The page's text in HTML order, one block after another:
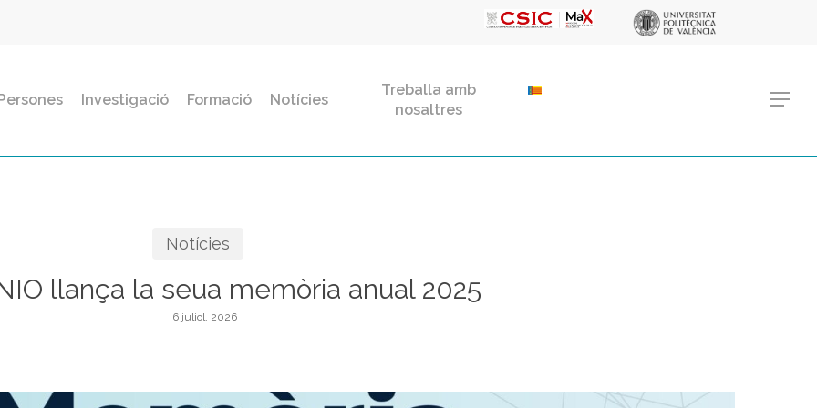
Investigació Formació Notícies
Treballa amb
nosaltres
Menu
Notícies
llança la seua memòria anual 2025
6 juliol, 2026